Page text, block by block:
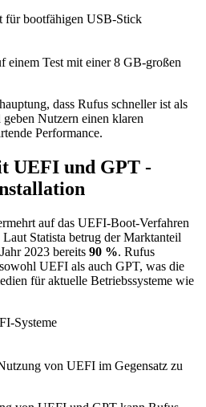
für bootfähigen USB-Stick
einem Test mit einer 8 GB-großen
dass Rufus schneller ist als
Nutzern einen klaren
Performance.
UEFI und GPT -
auf das UEFI-Boot-Verfahren
Statista betrug der Marktanteil
2023 bereits 90 %. Rufus
UEFI als auch GPT, was die
für aktuelle Betriebssysteme wie
Systeme
von UEFI im Gegensatz zu